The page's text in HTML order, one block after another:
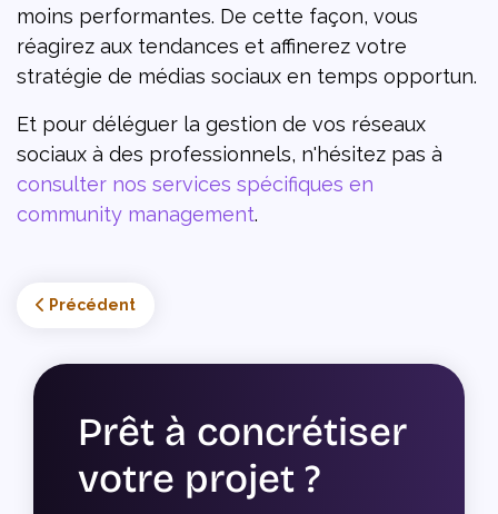
moins performantes. De cette façon, vous
réagirez aux tendances et affinerez votre
stratégie de médias sociaux en temps opportun.
Et pour déléguer la gestion de vos réseaux
sociaux à des professionnels, n'hésitez pas à
consulter nos services spécifiques en
community management.
Article précédent : Guide du débutant pour publier sur
Précédent
Prêt à concrétiser
votre projet ?